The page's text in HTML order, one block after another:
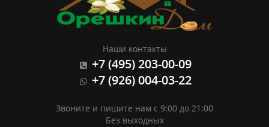
Наши контакты
+7 (495) 203-00-09
+7 (926) 004-03-22
Звоните и пишите нам с 9:00 до 21:00
Без выходных